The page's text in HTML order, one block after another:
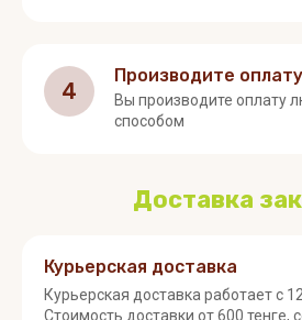
4
Производите оплату
Вы производите оплату
способом
Доставка
Курьерская доставка
Курьерская доставка работает с
Стоимость доставки от 600 тенге,